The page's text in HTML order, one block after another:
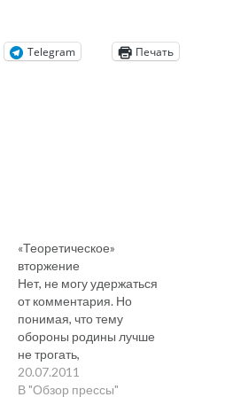
Telegram Печать
«Теоретическое»
вторжение
Нет, не могу удержаться
от комментария. Но
понимая, что тему
обороны родины лучше
не трогать,
сосредоточусь на
другой стороне
20.07.2011
В "Обзор прессы"